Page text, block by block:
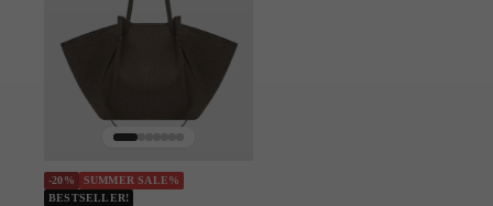
-20%
SUMMER SALE%
BESTSELLER!